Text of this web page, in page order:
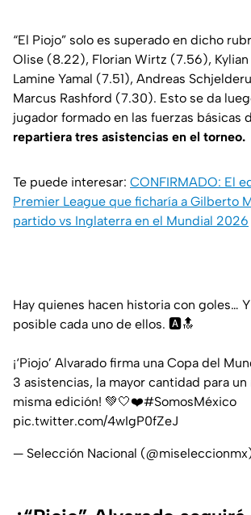
“El Piojo” solo es superado en dicho
Olise (8.22), Florian Wirtz (7.56),
Lamine Yamal (7.51), Andreas
Marcus Rashford (7.30). Esto se da
jugador formado en las fuerzas básicas
repartiera tres asistencias en el torneo.
Te puede interesar: CONFIRMADO: El
Premier League que ficharía a Gilberto
partido vs Inglaterra en el Mundial 2026
Hay quienes hacen historia con goles…
posible cada uno de ellos. 🅰️🔝
¡‘Piojo’ Alvarado firma una Copa del
3 asistencias, la mayor cantidad para un
misma edición! 💚🤍❤️#SomosMéxico
pic.twitter.com/4wIgP0fZeJ
— Selección Nacional